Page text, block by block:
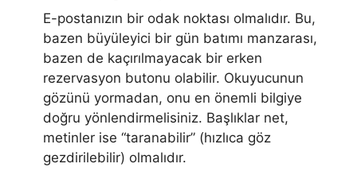
E-postanızın bir odak noktası olmalıdır. Bu,
bazen büyüleyici bir gün batımı manzarası,
bazen de kaçırılmayacak bir erken
rezervasyon butonu olabilir. Okuyucunun
gözünü yormadan, onu en önemli bilgiye
doğru yönlendirmelisiniz. Başlıklar net,
metinler ise “taranabilir” (hızlıca göz
gezdirilebilir) olmalıdır.